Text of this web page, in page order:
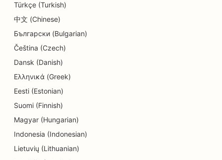
SEO a Donut üzletek számára
SEO for Diners
SEO a vegytisztítók számára
szolgáltatásokhoz
SEO villanyszerelők számára
SEO elektronikai üzletek számára
Türkçe (Turkish)
中文 (Chinese)
Български (Bulgarian)
Čeština (Czech)
Dansk (Danish)
Ελληνικά (Greek)
Eesti (Estonian)
Suomi (Finnish)
Magyar (Hungarian)
Indonesia (Indonesian)
Lietuvių (Lithuanian)